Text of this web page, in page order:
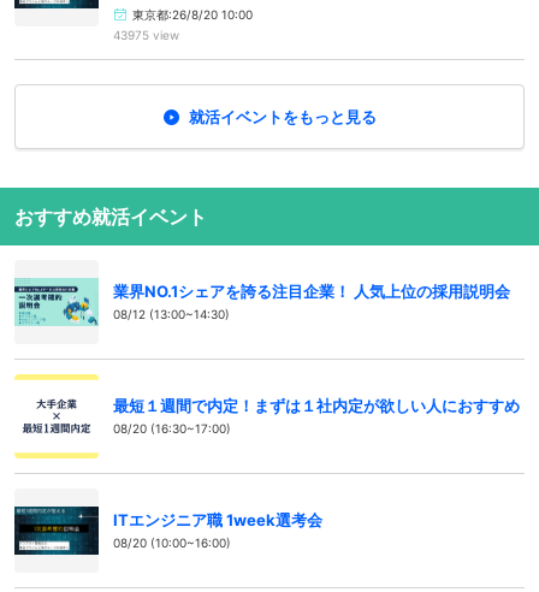
東京都:26/8/20 10:00
43975 view
就活イベントをもっと見る
おすすめ就活イベント
業界NO.1シェアを誇る注目企業！ 人気上位の採用説明会
08/12 (13:00~14:30)
最短１週間で内定！まずは１社内定が欲しい人におすすめ
08/20 (16:30~17:00)
ITエンジニア職 1week選考会
08/20 (10:00~16:00)